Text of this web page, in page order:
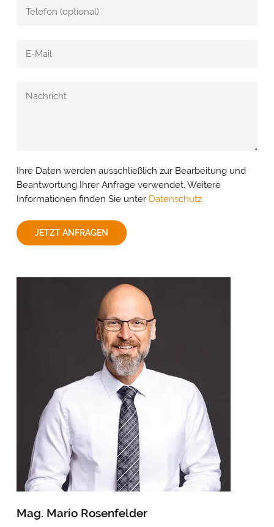
Ihre Daten werden ausschließlich zur Bearbeitung und
Beantwortung Ihrer Anfrage verwendet. Weitere
Informationen finden Sie unter Datenschutz
JETZT ANFRAGEN
Mag. Mario Rosenfelder